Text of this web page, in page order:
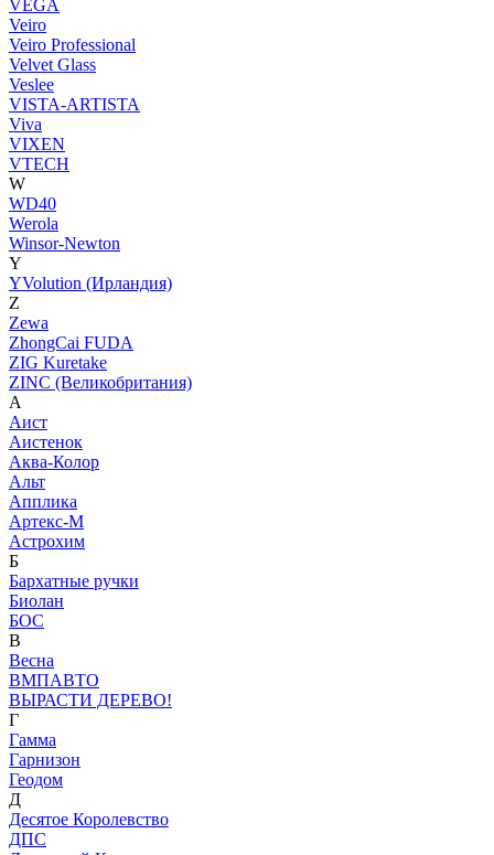
VEGA
Veiro
Veiro Professional
Velvet Glass
Veslee
VISTA-ARTISTA
Viva
VIXEN
VTECH
W
WD40
Werola
Winsor-Newton
Y
YVolution (Ирландия)
Z
Zewa
ZhongCai FUDA
ZIG Kuretake
ZINC (Великобритания)
А
Аист
Аистенок
Аква-Колор
Альт
Апплика
Артекс-М
Астрохим
Б
Бархатные ручки
Биолан
БОС
В
Весна
ВМПАВТО
ВЫРАСТИ ДЕРЕВО!
Г
Гамма
Гарнизон
Геодом
Д
Десятое Королевство
ДПС